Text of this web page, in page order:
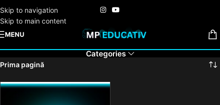
Skip to navigation
Skip to main content
MENU
Categories
Prima pagină